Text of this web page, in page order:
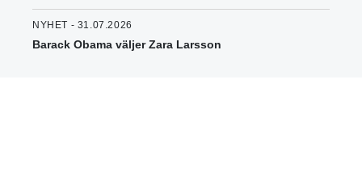
NYHET - 31.07.2026
Barack Obama väljer Zara Larsson